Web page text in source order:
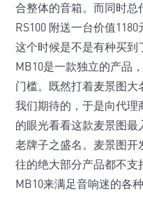
合整体的音箱。而同时总
RS100 附送一台价值
这个时候是不是有种买
MB10是一款独立的产品
门槛。既然打着麦景图
我们期待的，于是向代理
的眼光看看这款麦景图最
老牌子之盛名。麦景图开
往的绝大部分产品都不支
MB10来满足音响迷的各种